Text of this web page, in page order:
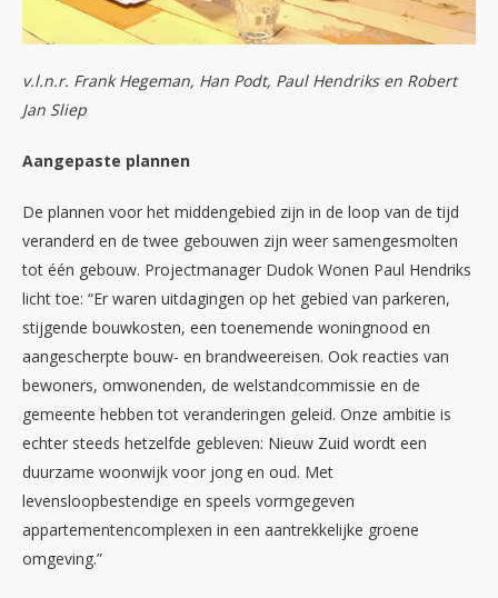
v.l.n.r. Frank Hegeman, Han Podt, Paul Hendriks en Robert
Jan Sliep
Aangepaste plannen
De plannen voor het middengebied zijn in de loop van de tijd
veranderd en de twee gebouwen zijn weer samengesmolten
tot één gebouw. Projectmanager Dudok Wonen Paul Hendriks
licht toe: “Er waren uitdagingen op het gebied van parkeren,
stijgende bouwkosten, een toenemende woningnood en
aangescherpte bouw- en brandweereisen. Ook reacties van
bewoners, omwonenden, de welstandcommissie en de
gemeente hebben tot veranderingen geleid. Onze ambitie is
echter steeds hetzelfde gebleven: Nieuw Zuid wordt een
duurzame woonwijk voor jong en oud. Met
levensloopbestendige en speels vormgegeven
appartementencomplexen in een aantrekkelijke groene
omgeving.”